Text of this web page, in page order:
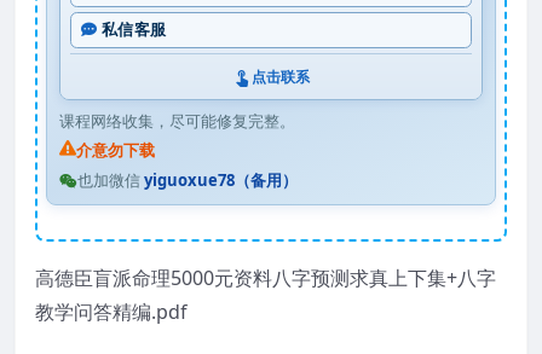
私信客服
点击联系
课程网络收集，尽可能修复完整。
介意勿下载
也加微信yiguoxue78（备用）
高德臣盲派命理5000元资料八字预测求真上下集+八字
教学问答精编.pdf